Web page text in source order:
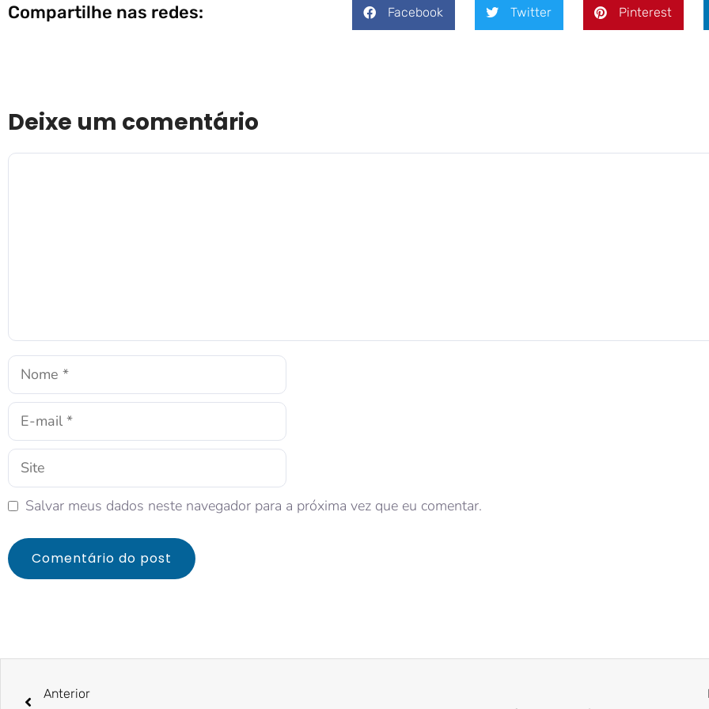
Compartilhe nas redes: Facebook Twitter Pinterest
Deixe um comentário
Salvar meus dados neste navegador para a próxima vez que eu comentar.
Anterior